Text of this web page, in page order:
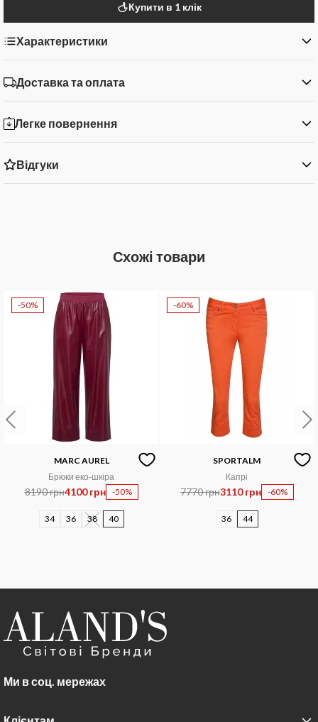
Купити в 1 клік
Характеристики
Доставка та оплата
Легке повернення
Відгуки
Схожі товари
-50%
MARC AUREL
Брюки еко-шкіра
8190 грн4100 грн -50%
34 36 38 40
-60%
SPORTALM
Капрі
7770 грн3110 грн -60%
36 44
Ми в соц. мережах